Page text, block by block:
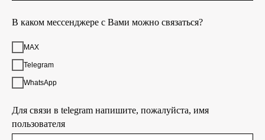
В каком мессенджере с Вами можно связаться?
MAX
Telegram
WhatsApp
Для связи в telegram напишите, пожалуйста, имя
пользователя